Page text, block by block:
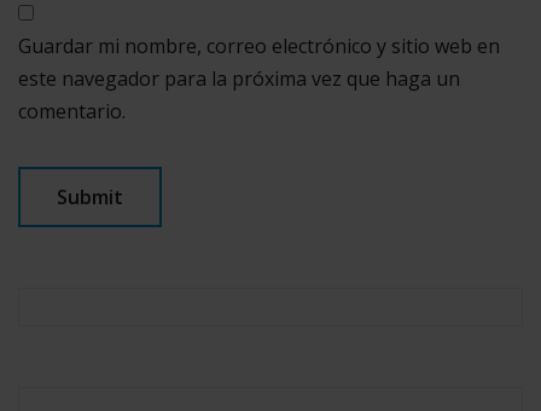
Guardar mi nombre, correo electrónico y sitio web en
este navegador para la próxima vez que haga un
comentario.